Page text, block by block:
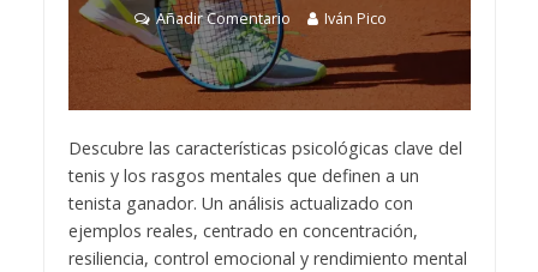
Añadir Comentario Iván Pico
Descubre las características psicológicas clave del
tenis y los rasgos mentales que definen a un
tenista ganador. Un análisis actualizado con
ejemplos reales, centrado en concentración,
resiliencia, control emocional y rendimiento mental